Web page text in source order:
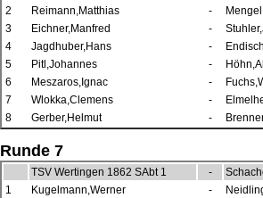
2
Reimann,Matthias -
3
Eichner,Manfred -
4
Jagdhuber,Hans -
5
Pitl,Johannes -
6
Meszaros,Ignac -
7
Wlokka,Clemens -
8
Gerber,Helmut -
Runde 7
TSV Wertingen 1862 SAbt 1 -
1
Kugelmann,Werner -